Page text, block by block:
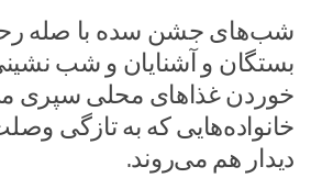
شب‌های جشن سده با صله رحم
بستگان و آشنایان و شب
خوردن غذاهای محلی سپری
خانواده‌هایی که به تازگی
دیدار هم می‌روند.